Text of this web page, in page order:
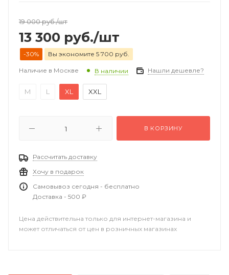
19 000руб./шт
13 300 руб./шт
-30% Вы экономите 5 700 руб.
Наличие в Москве В наличии Нашли дешевле?
M L XL XXL
В КОРЗИНУ
Рассчитать доставку
Хочу в подарок
Самовывоз сегодня - бесплатно
Доставка - 500 ₽
Цена действительна только для интернет-магазина и
может отличаться от цен в розничных магазинах